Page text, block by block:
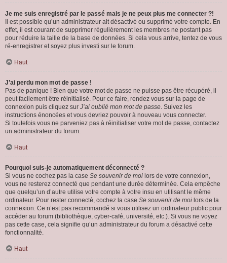
Je me suis enregistré par le passé mais je ne peux plus me connecter ?!
Il est possible qu’un administrateur ait désactivé ou supprimé votre compte. En
effet, il est courant de supprimer régulièrement les membres ne postant pas
pour réduire la taille de la base de données. Si cela vous arrive, tentez de vous
ré-enregistrer et soyez plus investi sur le forum.
Haut
J’ai perdu mon mot de passe !
Pas de panique ! Bien que votre mot de passe ne puisse pas être récupéré, il
peut facilement être réinitialisé. Pour ce faire, rendez vous sur la page de
connexion puis cliquez sur J’ai oublié mon mot de passe. Suivez les
instructions énoncées et vous devriez pouvoir à nouveau vous connecter.
Si toutefois vous ne parveniez pas à réinitialiser votre mot de passe, contactez
un administrateur du forum.
Haut
Pourquoi suis-je automatiquement déconnecté ?
Si vous ne cochez pas la case Se souvenir de moi lors de votre connexion,
vous ne resterez connecté que pendant une durée déterminée. Cela empêche
que quelqu’un d’autre utilise votre compte à votre insu en utilisant le même
ordinateur. Pour rester connecté, cochez la case Se souvenir de moi lors de la
connexion. Ce n’est pas recommandé si vous utilisez un ordinateur public pour
accéder au forum (bibliothèque, cyber-café, université, etc.). Si vous ne voyez
pas cette case, cela signifie qu’un administrateur du forum a désactivé cette
fonctionnalité.
Haut